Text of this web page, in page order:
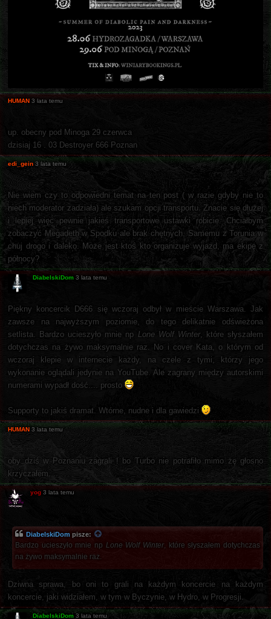
HUMAN 3 lata temu
up. obecny pod Minoga 29 czerwca
dzisiaj 16 . 03 Destroyer 666 Poznan
edi_gein 3 lata temu
Nie wiem czy to odpowiedni temat na ten post ( w razie gdyby nie to
niech moderator zadziała) ale szukam opcji transportu. Znacie się dłużej
i lepiej więc pewnie jakieś transportowe ustawki robicie. Chciałbym
zobaczyć Megadeth w Spodku ale brak chętnych. Samemu z Torunia w
chuj drogo i daleko. Może jest ktoś kto organizuje wyjazd, ma ekipę z
północy?
DiabelskiDom 3 lata temu
Piękny koncercik D666 się wczoraj odbył w mieście Warszawa. Jak
zawsze na najwyższym poziomie, do tego delikatnie odświeżona
setlista. Bardzo ucieszyło mnie np Lone Wolf Winter, które słyszałem
dotychczas na żywo maksymalnie raz. No i cover Kata, o którym od
wczoraj klepie w internecie każdy, na czele z tymi, którzy jego
wykonanie oglądali jedynie na YouTube. Ale zagrany między autorskimi
numerami wypadł dość.... prosto
Supporty to jakiś dramat. Wtórne, nudne i dla gawiedzi
HUMAN 3 lata temu
oby dziś w Poznaniu zagrali ! bo Turbo nie potrafiło mimo żę głosno
krzyczałem....
yog 3 lata temu
DiabelskiDom pisze:
Bardzo ucieszyło mnie np Lone Wolf Winter, które słyszałem dotychczas
na żywo maksymalnie raz.
Dziwna sprawa, bo oni to grali na każdym koncercie na każdym
koncercie, jaki widziałem, w tym w Byczynie, w Hydro, w Progresji.
DiabelskiDom 3 lata temu